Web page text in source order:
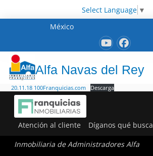
Select Language ▼
México
Alfa Navas del Rey
20.11.18 100Franquicias.com Descarga
Atención al cliente Díganos qué busca
Inmobiliaria de Administradores Alfa